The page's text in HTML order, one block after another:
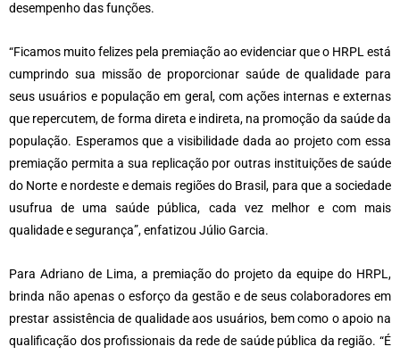
desempenho das funções.
“Ficamos muito felizes pela premiação ao evidenciar que o HRPL está
cumprindo sua missão de proporcionar saúde de qualidade para
seus usuários e população em geral, com ações internas e externas
que repercutem, de forma direta e indireta, na promoção da saúde da
população. Esperamos que a visibilidade dada ao projeto com essa
premiação permita a sua replicação por outras instituições de saúde
do Norte e nordeste e demais regiões do Brasil, para que a sociedade
usufrua de uma saúde pública, cada vez melhor e com mais
qualidade e segurança”, enfatizou Júlio Garcia.
Para Adriano de Lima, a premiação do projeto da equipe do HRPL,
brinda não apenas o esforço da gestão e de seus colaboradores em
prestar assistência de qualidade aos usuários, bem como o apoio na
qualificação dos profissionais da rede de saúde pública da região. “É